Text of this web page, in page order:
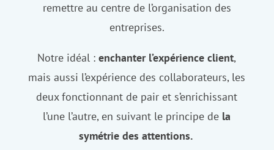
remettre au centre de l’organisation des
entreprises.
Notre idéal :enchanter l’expérience client,
mais aussi l’expérience des collaborateurs, les
deux fonctionnant de pair et s’enrichissant
l’une l’autre, en suivant le principe de la
symétrie des attentions.